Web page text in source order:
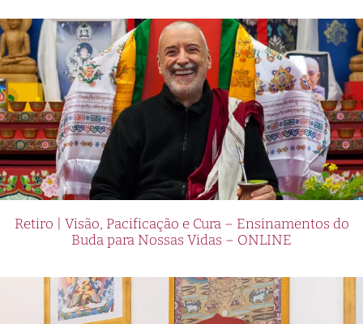
Retiro | Visão, Pacificação e Cura – Ensinamentos do
Buda para Nossas Vidas – ONLINE